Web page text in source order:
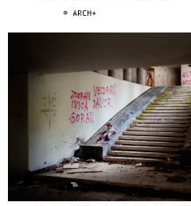
© ARCH+